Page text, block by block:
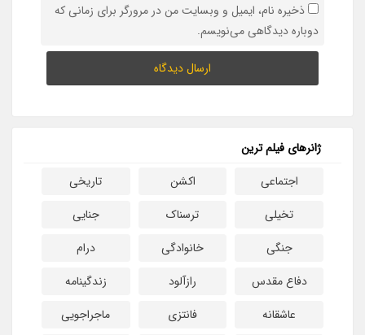
ذخیره نام، ایمیل و وبسایت من در مرورگر برای زمانی که
دوباره دیدگاهی می‌نویسم.
ژانرهای فیلم ترین
اجتماعی
اکشن
تاریخی
تخیلی
ترسناک
جنایی
جنگی
خانوادگی
درام
دفاع مقدس
رازآلود
زندگینامه
عاشقانه
فانتزی
ماجراجویی